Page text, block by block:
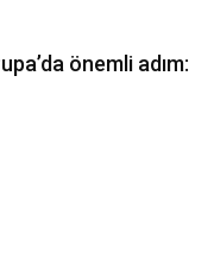
önemli adım: